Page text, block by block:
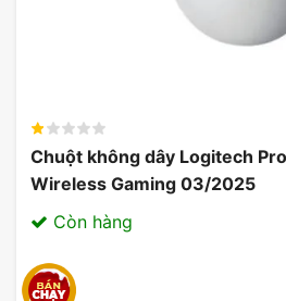
50mm ROG Essence, cho
mạnh mẽ và dải tần số rộng.
trong không gian của trò chơi.
Chuột không dây Logitech
Wireless Gaming 03/2025
Còn hàng